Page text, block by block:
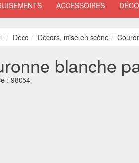
ACCESSOIRES DÉCO
Déco Décors, mise en scène
blanche
: 98054